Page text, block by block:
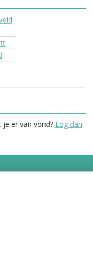
er van vond? Log dan